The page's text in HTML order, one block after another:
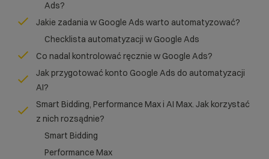
Ads?
Jakie zadania w Google Ads warto automatyzować?
Checklista automatyzacji w Google Ads
Co nadal kontrolować ręcznie w Google Ads?
Jak przygotować konto Google Ads do automatyzacji
AI?
Smart Bidding, Performance Max i AI Max. Jak korzystać
z nich rozsądnie?
Smart Bidding
Performance Max